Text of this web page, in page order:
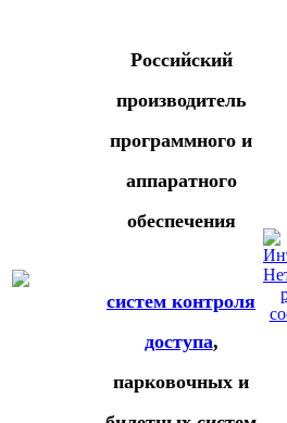
Российский
производитель
программного и
аппаратного
обеспечения
систем контроля
доступа,
парковочных и